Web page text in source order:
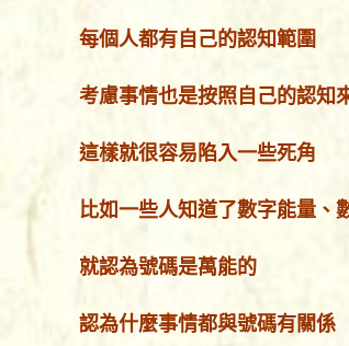
每個人都有自己的認知範圍
考慮事情也是按照自己的認知
這樣就很容易陷入一些死角
比如一些人知道了數字能量、
就認為號碼是萬能的
認為什麼事情都與號碼有關係